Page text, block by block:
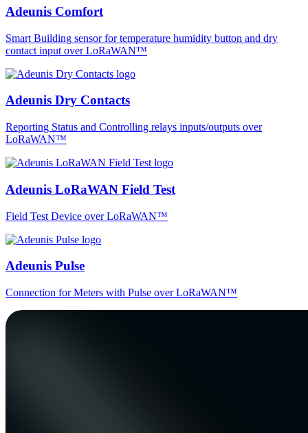
Adeunis Comfort
Smart Building sensor for temperature humidity button and dry
contact input over LoRaWAN™
Adeunis Dry Contacts
Reporting Status and Controlling relays inputs/outputs over
LoRaWAN™
Adeunis LoRaWAN Field Test
Field Test Device over LoRaWAN™
Adeunis Pulse
Connection for Meters with Pulse over LoRaWAN™